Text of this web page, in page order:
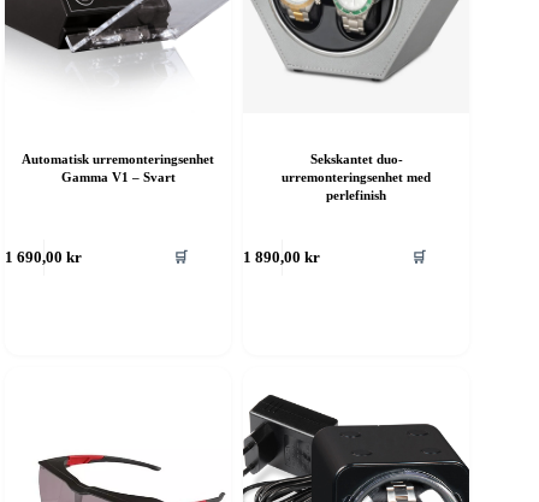
Automatisk urremonteringsenhet
Gamma V1 – Svart
1 690,00kr 🛒
Sekskantet duo-
urremonteringsenhet med
perlefinish
1 890,00kr 🛒